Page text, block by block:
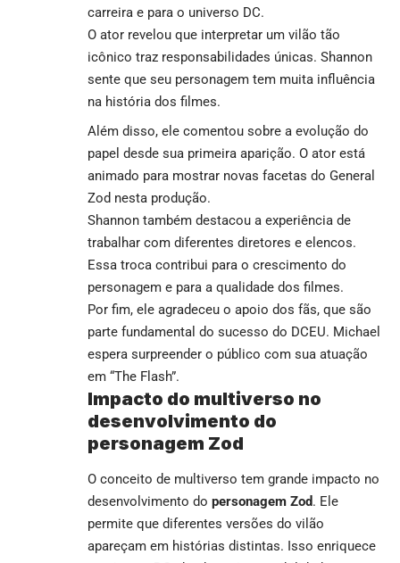
carreira e para o universo DC.
O ator revelou que interpretar um vilão tão
icônico traz responsabilidades únicas. Shannon
sente que seu personagem tem muita influência
na história dos filmes.
Além disso, ele comentou sobre a evolução do
papel desde sua primeira aparição. O ator está
animado para mostrar novas facetas do General
Zod nesta produção.
Shannon também destacou a experiência de
trabalhar com diferentes diretores e elencos.
Essa troca contribui para o crescimento do
personagem e para a qualidade dos filmes.
Por fim, ele agradeceu o apoio dos fãs, que são
parte fundamental do sucesso do DCEU. Michael
espera surpreender o público com sua atuação
em “The Flash”.
Impacto do multiverso no
desenvolvimento do
personagem Zod
O conceito de multiverso tem grande impacto no
desenvolvimento do personagem Zod. Ele
permite que diferentes versões do vilão
apareçam em histórias distintas. Isso enriquece